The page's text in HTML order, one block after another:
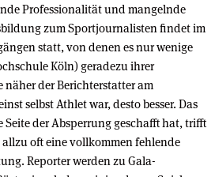
Professionalität und mangelnde
zum Sportjournalisten findet im
statt, von denen es nur wenige
Köln) geradezu ihrer
der Berichterstatter am
selbst Athlet war, desto besser. Das
Seite der Absperrung geschafft hat, trifft
oft eine vollkommen fehlende
Reporter werden zu Gala-